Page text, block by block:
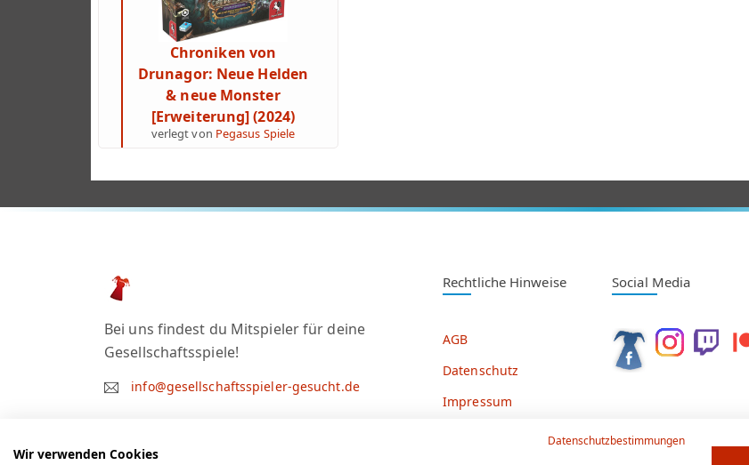
Chroniken von
Drunagor: Neue Helden
& neue Monster
[Erweiterung] (2024)
verlegt von Pegasus Spiele
Bei uns findest du Mitspieler für deine
Gesellschaftsspiele!
info@gesellschaftsspieler-gesucht.de
Rechtliche Hinweise
AGB
Datenschutz
Impressum
Social Media
Datenschutzbestimmungen
Wir verwenden Cookies